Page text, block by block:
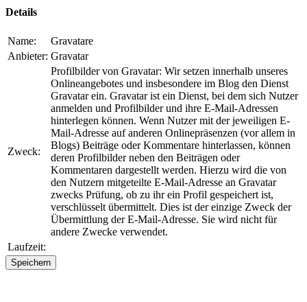
Details
Name:
Gravatare
Anbieter: Gravatar
Zweck:
Profilbilder von Gravatar: Wir setzen innerhalb unseres
Onlineangebotes und insbesondere im Blog den Dienst
Gravatar ein. Gravatar ist ein Dienst, bei dem sich Nutzer
anmelden und Profilbilder und ihre E-Mail-Adressen
hinterlegen können. Wenn Nutzer mit der jeweiligen E-
Mail-Adresse auf anderen Onlinepräsenzen (vor allem in
Blogs) Beiträge oder Kommentare hinterlassen, können
deren Profilbilder neben den Beiträgen oder
Kommentaren dargestellt werden. Hierzu wird die von
den Nutzern mitgeteilte E-Mail-Adresse an Gravatar
zwecks Prüfung, ob zu ihr ein Profil gespeichert ist,
verschlüsselt übermittelt. Dies ist der einzige Zweck der
Übermittlung der E-Mail-Adresse. Sie wird nicht für
andere Zwecke verwendet.
Laufzeit:
Speichern